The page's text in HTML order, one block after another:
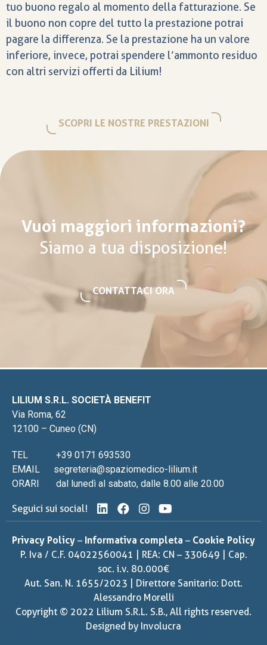
tuo buono regalo al momento della fatturazione. Se
il buono non copre del tutto la prestazione potrai
pagare la differenza. Se la prestazione ha un valore
inferiore, invece, potrai spendere l’ammonto residuo
con altri servizi offerti da Lilium!
SCOPRI LE NOSTRE PRESTAZIONI
Vuoi maggiori informazioni?
Siamo a tua disposizione!
CONTATTACI ORA
LILIUM S.R.L. SOCIETÀ BENEFIT
Via Roma, 62
12100 – Cuneo (CN)
TEL
+39 0171 693530
EMAIL
segreteria@spaziomedico-lilium.it
ORARI
dal lunedì al sabato, dalle 8.00 alle 20.00
Seguici sui social!
Privacy Policy – Informativa completa – Cookie Policy
P. Iva / C.F. 04022560041 | REA: CN – 330649 | Cap.
soc. i.v. 80.000€
Aut. San. N. 1655/2023 | Direttore Sanitario: Dott.
Alessandro Morelli
Copyright © 2022 Lilium S.R.L. S.B., All rights reserved.
Designed by Involucra